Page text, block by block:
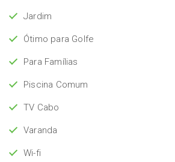
Jardim
Ótimo para Golfe
Para Famílias
Piscina Comum
TV Cabo
Varanda
Wi-fi